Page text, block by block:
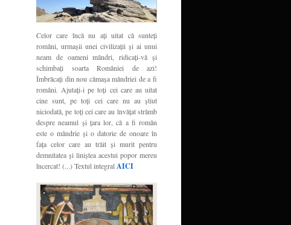
Celor care încă nu aţi uitat că sunteţi
români, urmaşii unei civilizaţii şi ai unui
neam de oameni mândri, ridicaţi-vă şi
schimbaţi soarta României de azi!
Îmbrăcaţi din nou cămaşa mândriei de a fi
români. Ajutaţi-i pe toţi cei care au uitat
cine sunt, pe toţi cei care nu au ştiut
niciodată, pe toţi cei care au învăţat strâmb
despre neamul şi ţara lor, că a fi român
este o mândrie şi o datorie de onoare în
faţa celor care au trăit şi murit pentru
demnitatea şi liniştea acestui popor mereu
încercat! (...) Textul integralAICI